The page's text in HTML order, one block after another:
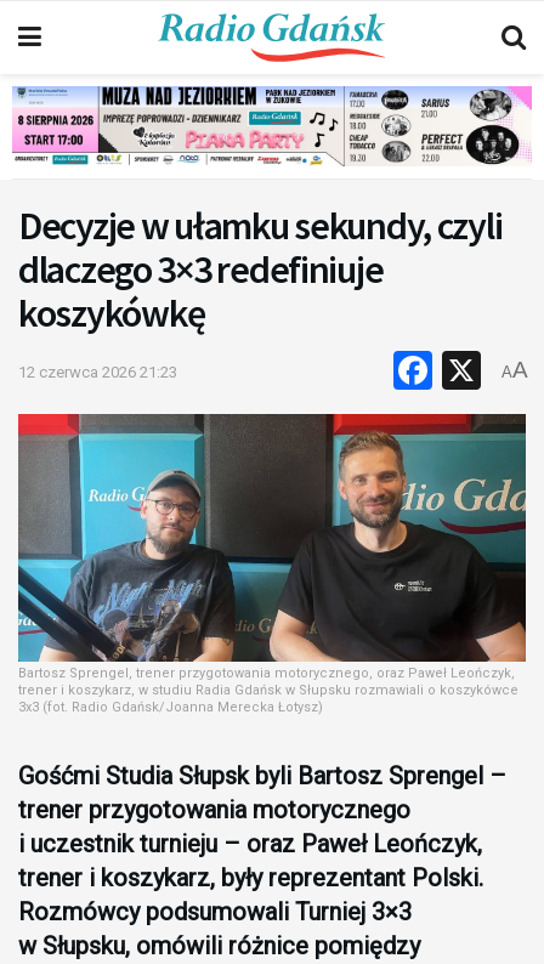
Decyzje w ułamku sekundy, czyli
dlaczego 3×3 redefiniuje
koszykówkę
12 czerwca 2026 21:23 X
AA
Bartosz Sprengel, trener przygotowania motorycznego, oraz Paweł Leończyk,
trener i koszykarz, w studiu Radia Gdańsk w Słupsku rozmawiali o koszykówce
3x3 (fot. Radio Gdańsk/Joanna Merecka Łotysz)
Gośćmi Studia Słupsk byli Bartosz Sprengel –
trener przygotowania motorycznego
i uczestnik turnieju – oraz Paweł Leończyk,
trener i koszykarz, były reprezentant Polski.
Rozmówcy podsumowali Turniej 3×3
w Słupsku, omówili różnice pomiędzy